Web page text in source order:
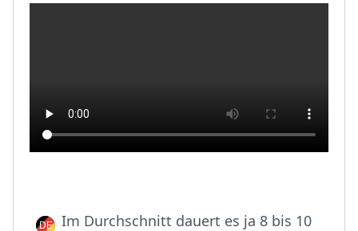
Im Durchschnitt dauert es ja 8 bis 10